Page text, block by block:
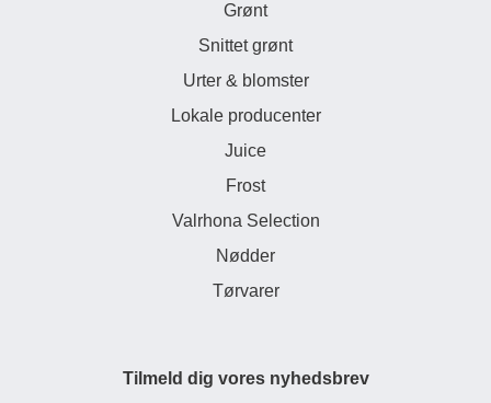
Grønt
Snittet grønt
Urter & blomster
Lokale producenter
Juice
Frost
Valrhona Selection
Nødder
Tørvarer
Tilmeld dig vores nyhedsbrev